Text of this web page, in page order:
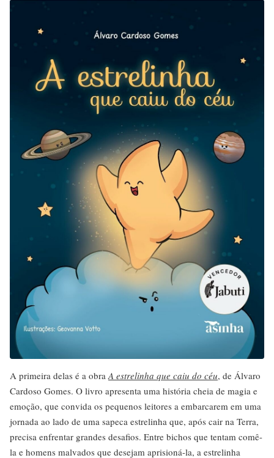
A primeira delas é a obra A estrelinha que caiu do céu, de Álvaro
Cardoso Gomes. O livro apresenta uma história cheia de magia e
emoção, que convida os pequenos leitores a embarcarem em uma
jornada ao lado de uma sapeca estrelinha que, após cair na Terra,
precisa enfrentar grandes desafios. Entre bichos que tentam comê-
la e homens malvados que desejam aprisioná-la, a estrelinha